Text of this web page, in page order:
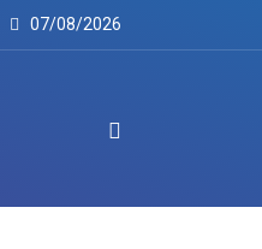
07/08/2026